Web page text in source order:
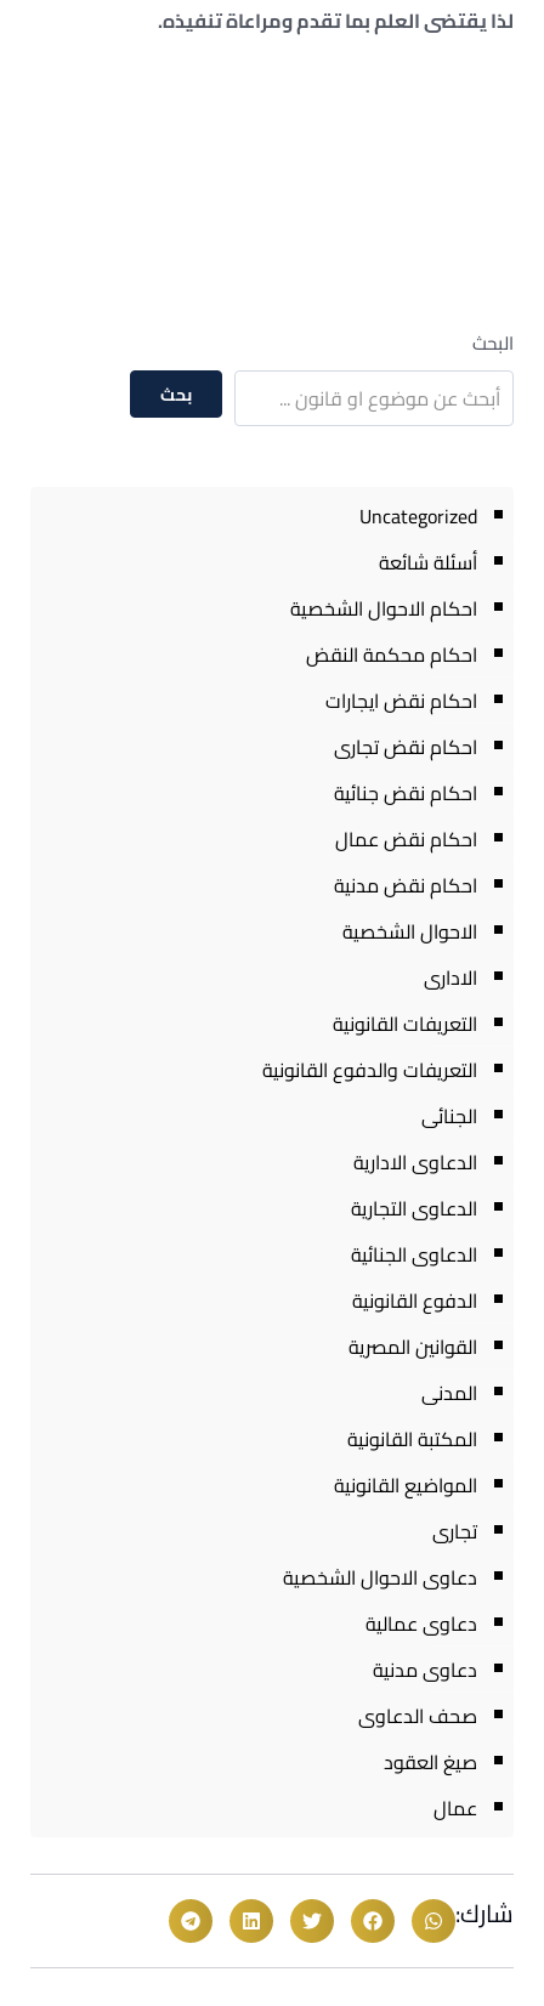
لذا يقتضى العلم بما تقدم ومراعاة تنفيذه.
البحث
بحث
Uncategorized
أسئلة شائعة
احكام الاحوال الشخصية
احكام محكمة النقض
احكام نقض ايجارات
احكام نقض تجارى
احكام نقض جنائية
احكام نقض عمال
احكام نقض مدنية
الاحوال الشخصية
الادارى
التعريفات القانونية
التعريفات والدفوع القانونية
الجنائى
الدعاوى الادارية
الدعاوى التجارية
الدعاوى الجنائية
الدفوع القانونية
القوانين المصرية
المدنى
المكتبة القانونية
المواضيع القانونية
تجارى
دعاوى الاحوال الشخصية
دعاوى عمالية
دعاوى مدنية
صحف الدعاوى
صيغ العقود
عمال
شارك: